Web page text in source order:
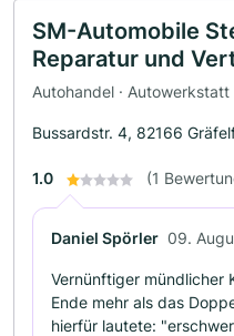
SM-Automobile
Reparatur und
Autohandel · Autowerkstatt
Bussardstr. 4, 82166
1.0 (1
Daniel Spörler 09.
Vernünftiger mündlicher
Ende mehr als das
hierfür lautete: